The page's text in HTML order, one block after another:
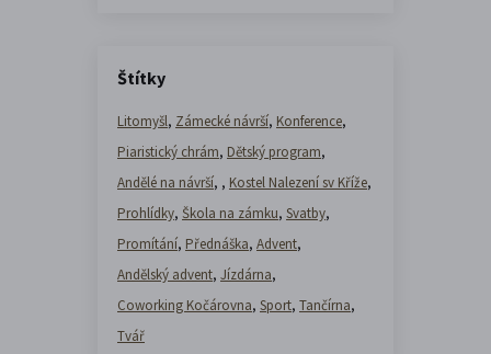
Štítky
Litomyšl, Zámecké návrší, Konference,
Piaristický chrám, Dětský program,
Andělé na návrší, , Kostel Nalezení sv Kříže,
Prohlídky, Škola na zámku, Svatby,
Promítání, Přednáška, Advent,
Andělský advent, Jízdárna,
Coworking Kočárovna, Sport, Tančírna,
Tvář